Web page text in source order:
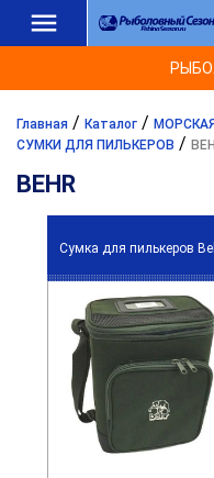
Главная / Каталог /
СУМКИ ДЛЯ ПИЛЬКЕРОВ /
BEHR
Сумка для пилькеров